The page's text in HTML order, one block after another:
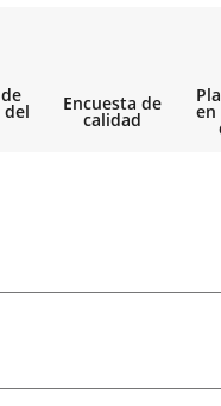
del Encuesta de
calidad en